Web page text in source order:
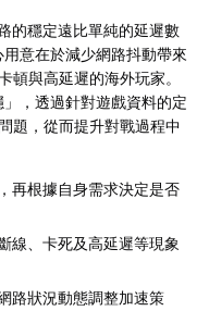
的穩定遠比單純的延遲數
用意在於減少網路抖動帶來
頓與高延遲的海外玩家。
，透過針對遊戲資料的定
題，從而提升對戰過程中
再根據自身需求決定是否
線、卡死及高延遲等現象
路狀況動態調整加速策